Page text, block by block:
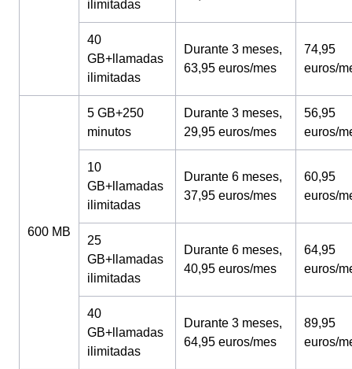
ilimitadas
40
GB+llamadas
ilimitadas
Durante 3 meses,
63,95 euros/mes
74,95
euros/
600 MB
5 GB+250
minutos
Durante 3 meses,
29,95 euros/mes
56,95
euros/
10
GB+llamadas
ilimitadas
Durante 6 meses,
37,95 euros/mes
60,95
euros/
25
GB+llamadas
ilimitadas
Durante 6 meses,
40,95 euros/mes
64,95
euros/
40
GB+llamadas
ilimitadas
Durante 3 meses,
64,95 euros/mes
89,95
euros/